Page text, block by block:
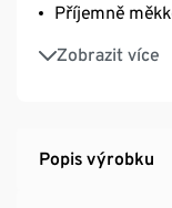
Příjemně
Zobrazit více
Z příjemného
Popis výrobku